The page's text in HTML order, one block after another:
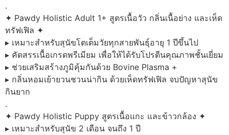
.
✦ Pawdy Holistic Adult 1+ สูตรเนื้อวัว กลิ่นเนื้อย่าง และเห็ด
ทรัฟเฟิล ✦
▸ เหมาะสำหรับสุนัขโตเต็มวัยทุกสายพันธุ์อายุ 1 ปีขึ้นไป
▸ คัดสรรเนื้อเกรดพรีเมียม เพื่อให้ได้รับโปรตีนคุณภาพชั้นเยี่ยม
▸ ช่วยเสริมสร้างภูมิคุ้มกันด้วย Bovine Plasma +
▸ กลิ่นหอมเย้ายวนชวนน่ากิน ด้วยเห็ดทรัฟเฟิล จบปัญหาสุนัข
กินยาก
.
✦ Pawdy Holistic Puppy สูตรเนื้อแกะ และข้าวกล้อง ✦
▸ เหมาะสำหรับสุนัข 2 เดือน จนถึง 1 ปี